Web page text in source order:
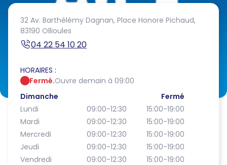
32 Av. Barthélémy Dagnan, Place Honore Pichaud,
83190 Ollioules
04 22 54 10 20
HORAIRES :
Fermé.Ouvre demain à 09:00
Dimanche
Fermé
Lundi
09:00-12:30
15:00-19:00
Mardi
09:00-12:30
15:00-19:00
Mercredi
09:00-12:30
15:00-19:00
Jeudi
09:00-12:30
15:00-19:00
Vendredi
09:00-12:30
15:00-19:00